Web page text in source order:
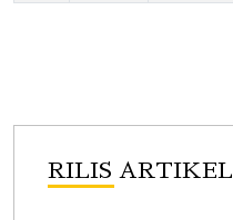
RILIS ARTIKEL